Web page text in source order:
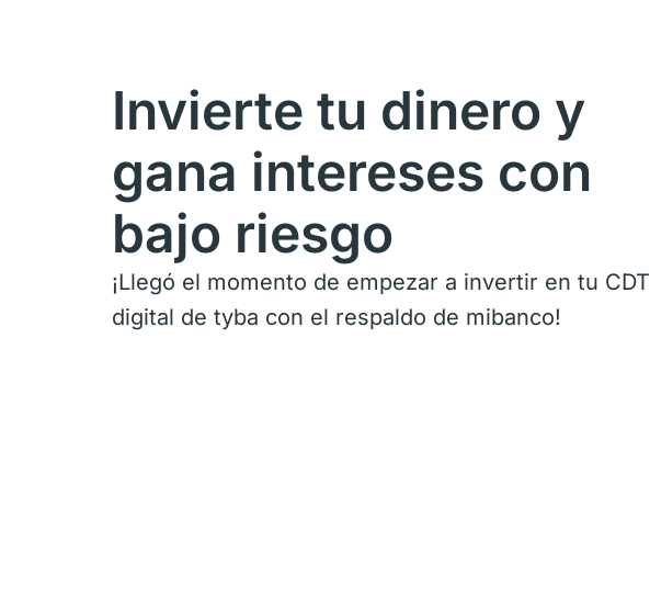
Invierte tu dinero y
gana intereses con
bajo riesgo
¡Llegó el momento de empezar a invertir en tu CDT
digital de tyba con el respaldo de mibanco!